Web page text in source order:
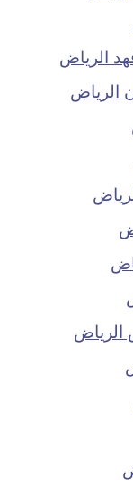
الرياض
الرياض
الرياض